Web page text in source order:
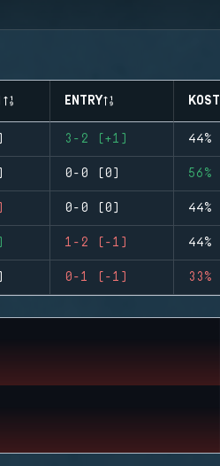
ENTRY KOST
3-2 (+1) 44%
0-0 (0) 56%
0-0 (0) 44%
1-2 (-1) 44%
0-1 (-1) 33%